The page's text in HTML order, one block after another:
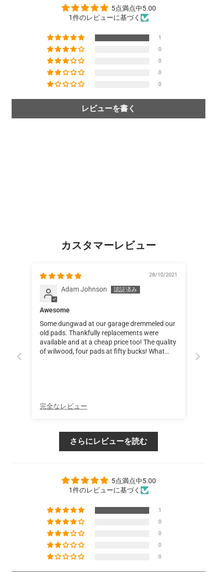
5点満点中5.00
1件のレビューに基づく
1
0
0
0
0
レビューを書く
カスタマーレビュー
28/10/2021
Adam Johnson
Awesome
Some dungwad at our garage dremmeled our
old pads. Thankfully replacements were
available and at a cheap price too! The quality
of wilwood, four pads at fifty bucks! What
完全なレビュー
さらにレビューを読む
5点満点中5.00
1件のレビューに基づく
1
0
0
0
0